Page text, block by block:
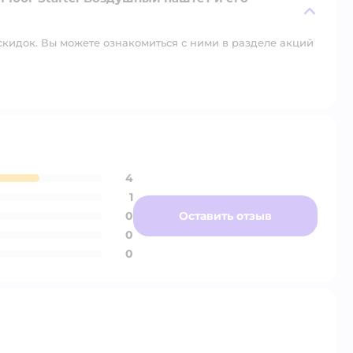
Вы можете ознакомиться с ними в разделе акций
4
1
0
0
0
Оставить отзыв